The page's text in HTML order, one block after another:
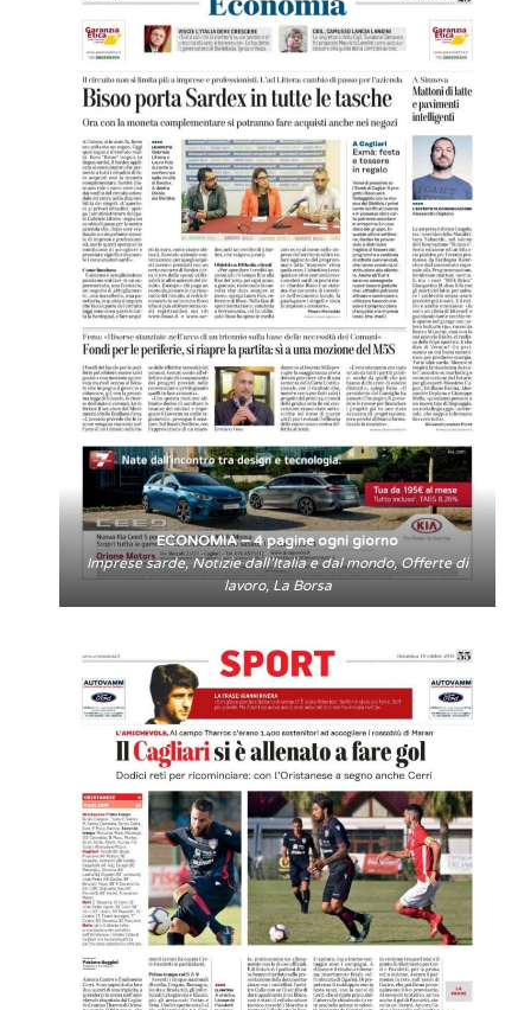
ECONOMIA – 4 pagine ogni giorno
Imprese sarde, Notizie dall’Italia e dal mondo, Offerte di
lavoro, La Borsa